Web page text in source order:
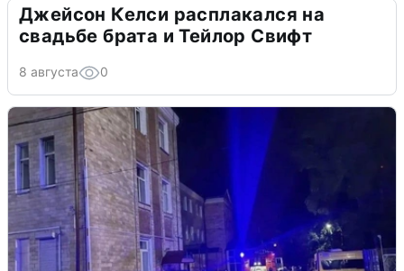
Джейсон Келси расплакался на
свадьбе брата и Тейлор Свифт
8 августа 0